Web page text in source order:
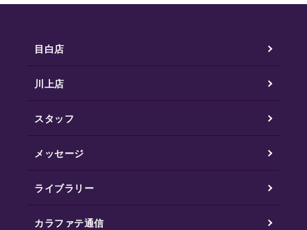
目白店
川上店
スタッフ
メッセージ
ライブラリー
カラファテ通信